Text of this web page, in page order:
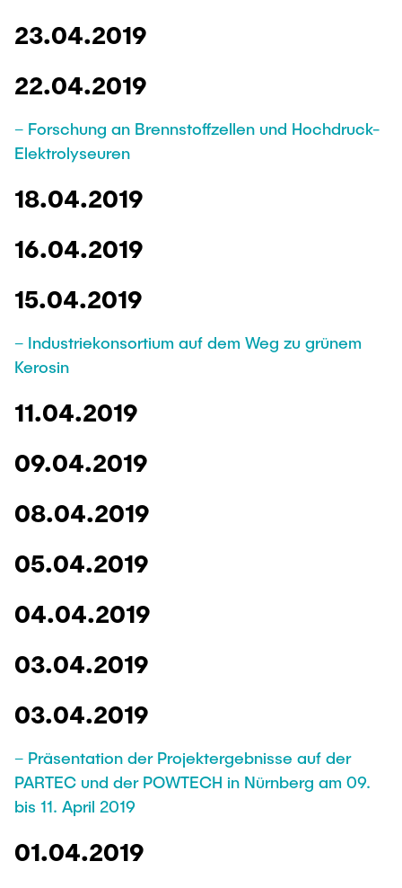
23.04.2019
22.04.2019
– Forschung an Brennstoffzellen und Hochdruck-
Elektrolyseuren
18.04.2019
16.04.2019
15.04.2019
– Industriekonsortium auf dem Weg zu grünem
Kerosin
11.04.2019
09.04.2019
08.04.2019
05.04.2019
04.04.2019
03.04.2019
03.04.2019
– Präsentation der Projektergebnisse auf der
PARTEC und der POWTECH in Nürnberg am 09.
bis 11. April 2019
01.04.2019